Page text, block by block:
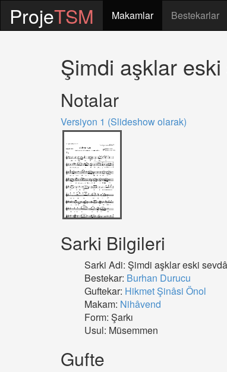
ProjeTSM Makamlar Bestekarlar
Şimdi aşklar
Notalar
Versiyon 1 (Slideshow olarak)
Sarki Bilgileri
Sarki Adi: Şimdi aşklar eski
Bestekar: Burhan Durucu
Guftekar: Hikmet Şinâsi Önol
Makam: Nihâvend
Form: Şarkı
Usul: Müsemmen
Gufte